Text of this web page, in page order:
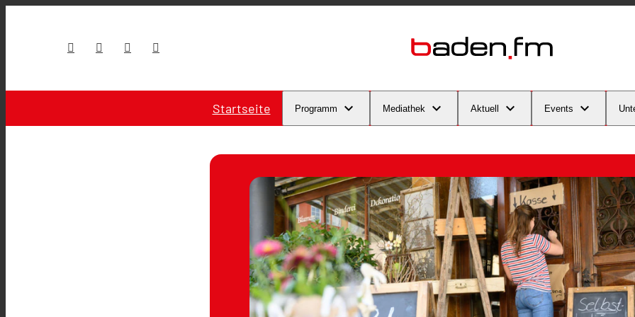
Startseite Programm Mediathek Aktuell Events